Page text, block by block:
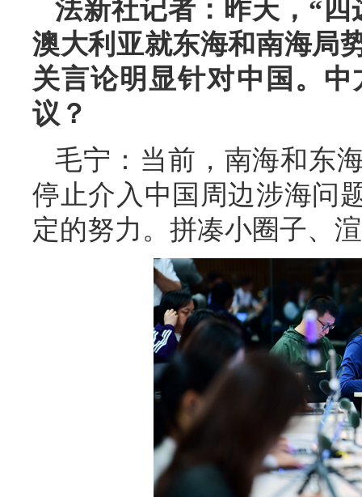
法新社记者：昨天，“
澳大利亚就东海和南海局
关言论明显针对中国。
议？
毛宁：当前，南海和东
停止介入中国周边涉海问
定的努力。拼凑小圈子、